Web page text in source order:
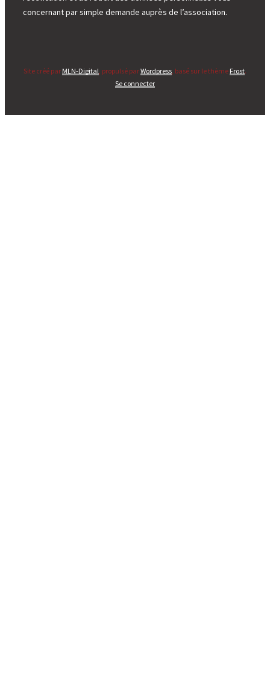
concernant par simple demande auprès de l’association.
Site créé par MLN-Digital, propulsé parWordpress, basé sur le thème Frost.
Se connecter